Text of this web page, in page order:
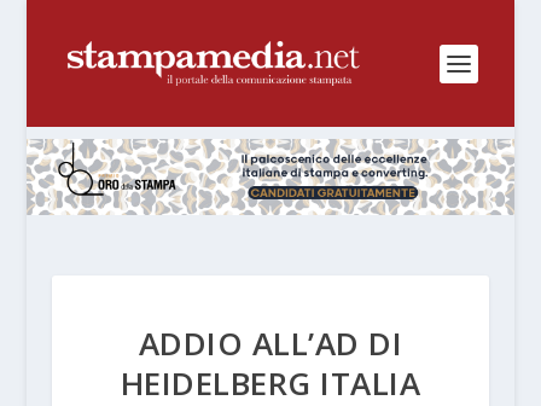
ADDIO ALL’AD DI
HEIDELBERG ITALIA